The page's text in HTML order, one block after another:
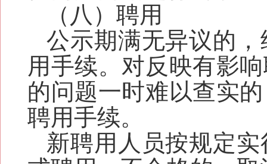
（ 八 ）聘用
公示期满无异议的
用手续。对反映有影
的问题一时难以查实
聘用手续。
新聘用人员按规定